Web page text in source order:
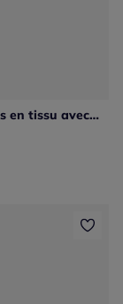
Baskets chaussures en textile, chaussures en tissu avec détails contrastés pour un look raffiné